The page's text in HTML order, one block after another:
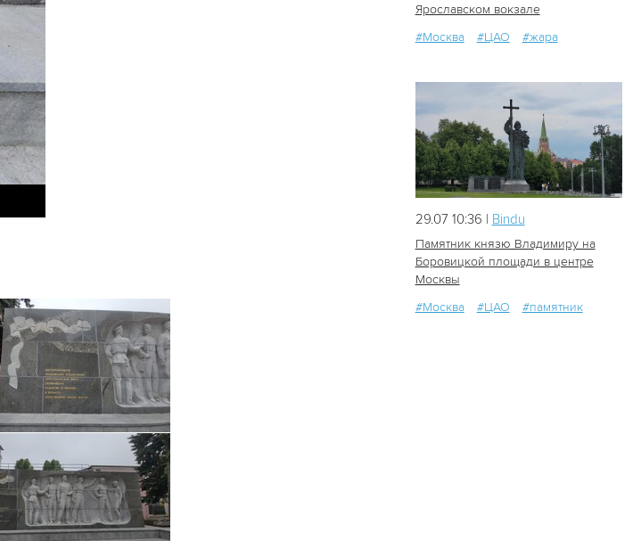
Ярославском вокзале
#Москва
#ЦАО #жара
29.07 10:36 | Bindu
Памятник князю Владимиру на
Боровицкой площади в центре
Москвы
#Москва
#ЦАО #памятник